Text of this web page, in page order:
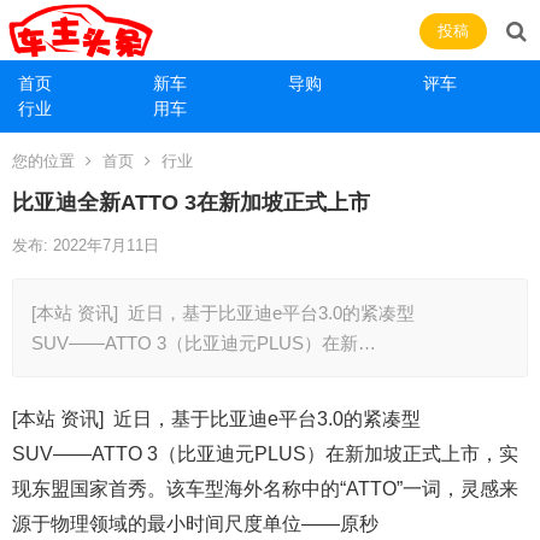
首页 新车 导购
评车
行业
用车
投稿
您的位置 首页 行业
比亚迪全新ATTO 3在新加坡正式上市
发布: 2022年7月11日
[本站 资讯] 近日，基于比亚迪e平台3.0的紧凑型
SUV――ATTO 3（比亚迪元PLUS）在新…
[本站 资讯] 近日，基于比亚迪e平台3.0的紧凑型
SUV――ATTO 3（比亚迪元PLUS）在新加坡正式上市，实
现东盟国家首秀。该车型海外名称中的“ATTO”一词，灵感来
源于物理领域的最小时间尺度单位――原秒